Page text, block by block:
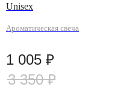
Unisex
Ароматическая свеча
1 005 ₽
3 350 ₽